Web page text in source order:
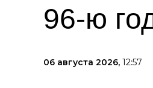
96-ю
06 августа 2026, 12:57